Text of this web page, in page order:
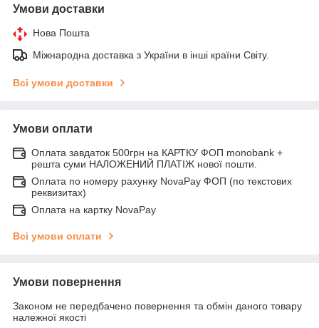
Умови доставки
Нова Пошта
Міжнародна доставка з України в інші країни Світу.
Всі умови доставки
Умови оплати
Оплата завдаток 500грн на КАРТКУ ФОП monobank +
решта суми НАЛОЖЕНИЙ ПЛАТІЖ нової пошти.
Оплата по номеру рахунку NovaPay ФОП (по текстових
реквизитах)
Оплата на картку NovaPay
Всі умови оплати
Умови повернення
Законом не передбачено повернення та обмін даного товару
належної якості